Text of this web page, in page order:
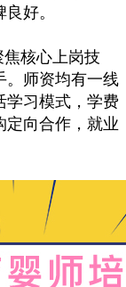
好。
核心上岗技
。师资均有一线
学习模式，学费
定向合作，就业